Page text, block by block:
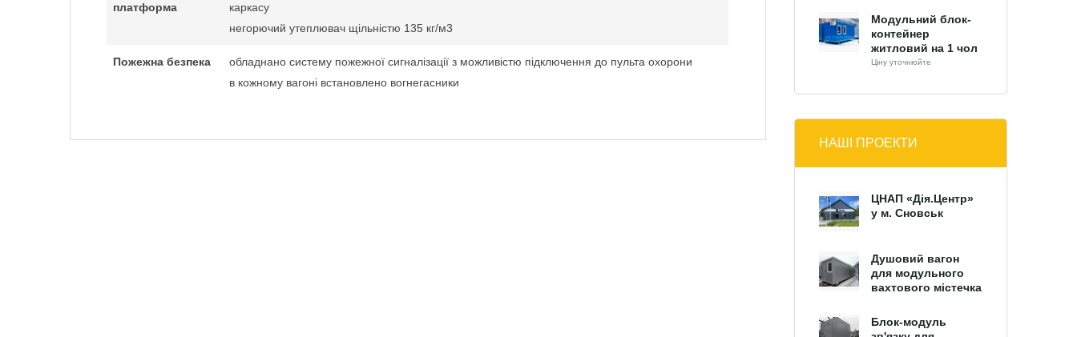
платформа
каркасу
негорючий утеплювач щільністю 135 кг/м3
Пожежна безпека
обладнано систему пожежної сигналізації з можливістю підключення до пульта охорони
в кожному вагоні встановлено вогнегасники
Модульний блок-
контейнер
житловий на 1 чол
Ціну уточнюйте
НАШІ ПРОЕКТИ
ЦНАП «Дія.Центр»
у м. Сновськ
Душовий вагон
для модульного
вахтового містечка
Блок-модуль